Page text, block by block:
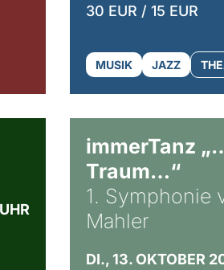
30 EUR / 15 EUR
MUSIK JAZZ
immerTanz
Traum…“
1. Symphonie
Mahler
DI., 13. OKTOBER